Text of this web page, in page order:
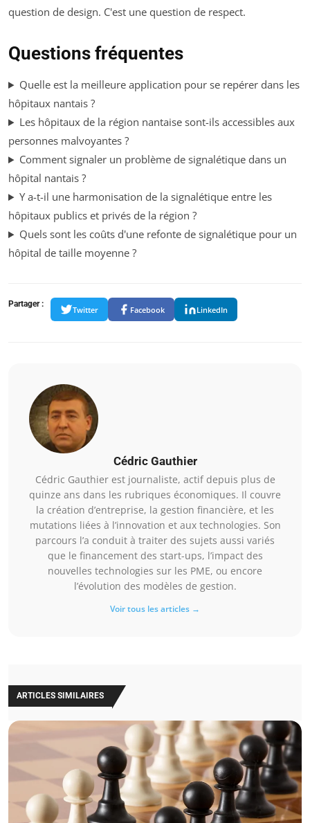
question de design. C'est une question de respect.
Questions fréquentes
Quelle est la meilleure application pour se repérer dans les
hôpitaux nantais ?
Les hôpitaux de la région nantaise sont-ils accessibles aux
personnes malvoyantes ?
Comment signaler un problème de signalétique dans un
hôpital nantais ?
Y a-t-il une harmonisation de la signalétique entre les
hôpitaux publics et privés de la région ?
Quels sont les coûts d'une refonte de signalétique pour un
hôpital de taille moyenne ?
Partager :
Twitter Facebook LinkedIn
Cédric Gauthier
Cédric Gauthier est journaliste, actif depuis plus de
quinze ans dans les rubriques économiques. Il couvre
la création d’entreprise, la gestion financière, et les
mutations liées à l’innovation et aux technologies. Son
parcours l’a conduit à traiter des sujets aussi variés
que le financement des start-ups, l’impact des
nouvelles technologies sur les PME, ou encore
l’évolution des modèles de gestion.
Voir tous les articles →
ARTICLES SIMILAIRES